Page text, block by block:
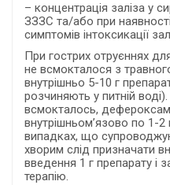
– концентрація заліза у
ЗЗЗС та/або при
симптомів інтоксикації
При гострих отруєннях
не всмокталося з
внутрішньо 5-10 г
розчиняють у питній
всмокталось,
внутрішньом’язово по 1-
випадках, що
хворим слід призначати
введення 1 г препарату і
терапію.